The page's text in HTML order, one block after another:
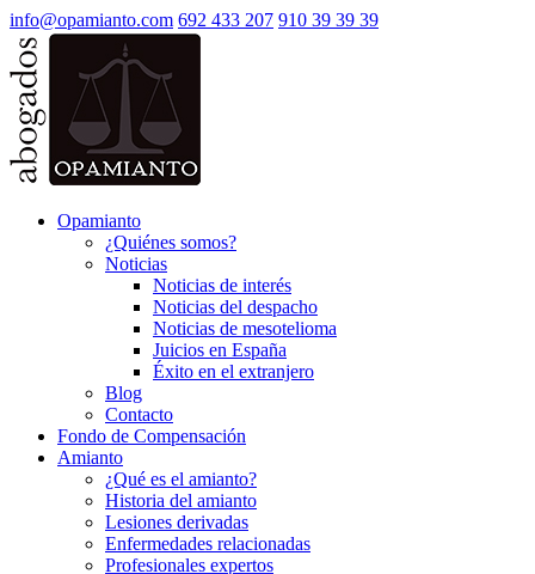
info@opamianto.com 692 433 207 910 39 39 39
Opamianto
¿Quiénes somos?
Noticias
Noticias de interés
Noticias del despacho
Noticias de mesotelioma
Juicios en España
Éxito en el extranjero
Blog
Contacto
Fondo de Compensación
Amianto
¿Qué es el amianto?
Historia del amianto
Lesiones derivadas
Enfermedades relacionadas
Profesionales expertos